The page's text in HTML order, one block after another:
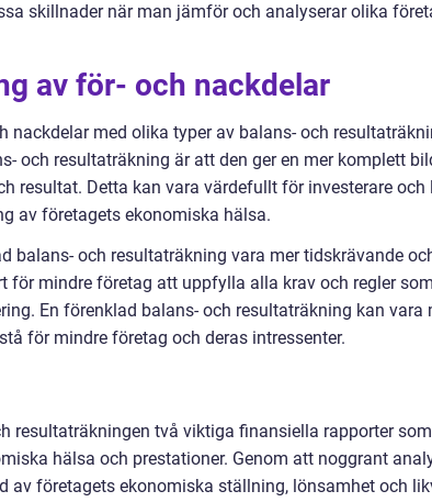
skillnader när man jämför och analyserar olika
av för- och nackdelar
nackdelar med olika typer av balans- och
och resultaträkning är att den ger en mer komplett
resultat. Detta kan vara värdefullt för investerare och
av företagets ekonomiska hälsa.
balans- och resultaträkning vara mer tidskrävande
för mindre företag att uppfylla alla krav och regler
En förenklad balans- och resultaträkning kan vara
för mindre företag och deras intressenter.
resultaträkningen två viktiga finansiella rapporter
hälsa och prestationer. Genom att noggrant
av företagets ekonomiska ställning, lönsamhet och